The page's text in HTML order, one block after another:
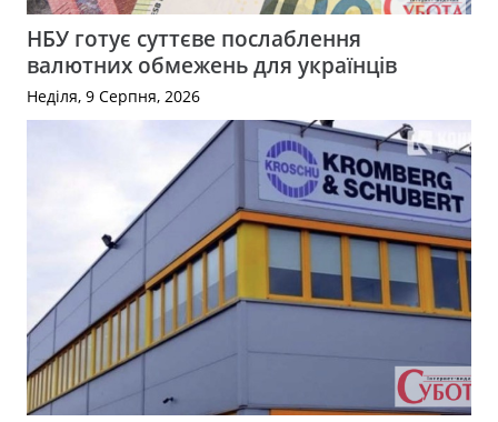
НБУ готує суттєве послаблення
валютних обмежень для українців
Неділя, 9 Серпня, 2026